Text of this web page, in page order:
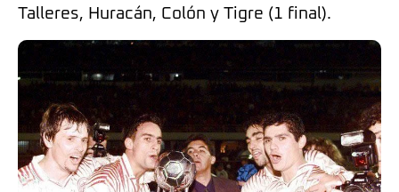
Talleres, Huracán, Colón y Tigre (1 final).